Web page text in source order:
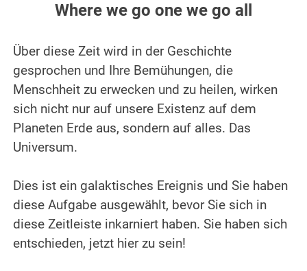
Where we go one we go all
Über diese Zeit wird in der Geschichte
gesprochen und Ihre Bemühungen, die
Menschheit zu erwecken und zu heilen, wirken
sich nicht nur auf unsere Existenz auf dem
Planeten Erde aus, sondern auf alles. Das
Universum.
Dies ist ein galaktisches Ereignis und Sie haben
diese Aufgabe ausgewählt, bevor Sie sich in
diese Zeitleiste inkarniert haben. Sie haben sich
entschieden, jetzt hier zu sein!